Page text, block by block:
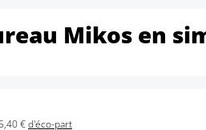
Mikos en
€d'éco-part